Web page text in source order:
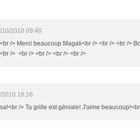
10/2010 09:48
/> Merci beaucoup Magali<br /> <br /> <br />
/> <br /> <br /> <br /> <br />
2010 18:16
/> Ta grille est géniale! J'aime